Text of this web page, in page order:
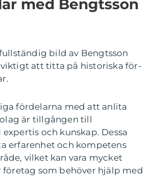
med Bengtsson
bild av Bengtsson
att titta på historiska för-
fördelarna med att anlita
är tillgången till
och kunskap. Dessa
erfarenhet och kompetens
vilket kan vara mycket
som behöver hjälp med